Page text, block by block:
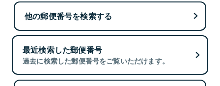
他の郵便番号を検索する
最近検索した郵便番号
過去に検索した郵便番号をご覧いただけます。